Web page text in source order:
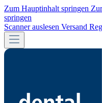
Zum Hauptinhalt springen
springen
Scanner auslesen Versand